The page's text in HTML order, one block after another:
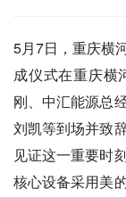
5月7日，重庆横
成仪式在重庆横
刚、中汇能源总
刘凯等到场并致
见证这一重要时
核心设备采用美